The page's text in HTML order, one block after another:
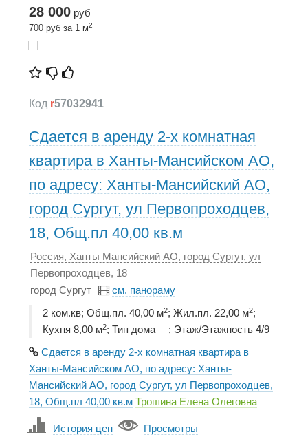
28 000 руб
700 руб за 1 м2
Код r57032941
Сдается в аренду 2-х комнатная
квартира в Ханты-Мансийском АО,
по адресу: Ханты-Мансийский АО,
город Сургут, ул Первопроходцев,
18, Общ.пл 40,00 кв.м
Россия, Ханты Мансийский АО, город Сургут, ул
Первопроходцев, 18
город Сургут
см. панораму
2 ком.кв; Общ.пл. 40,00 м2; Жил.пл. 22,00 м2;
Кухня 8,00 м2; Тип дома —; Этаж/Этажность 4/9
Сдается в аренду 2-х комнатная квартира в
Ханты-Мансийском АО, по адресу: Ханты-
Мансийский АО, город Сургут, ул Первопроходцев,
18, Общ.пл 40,00 кв.м Трошина Елена Олеговна
История цен Просмотры